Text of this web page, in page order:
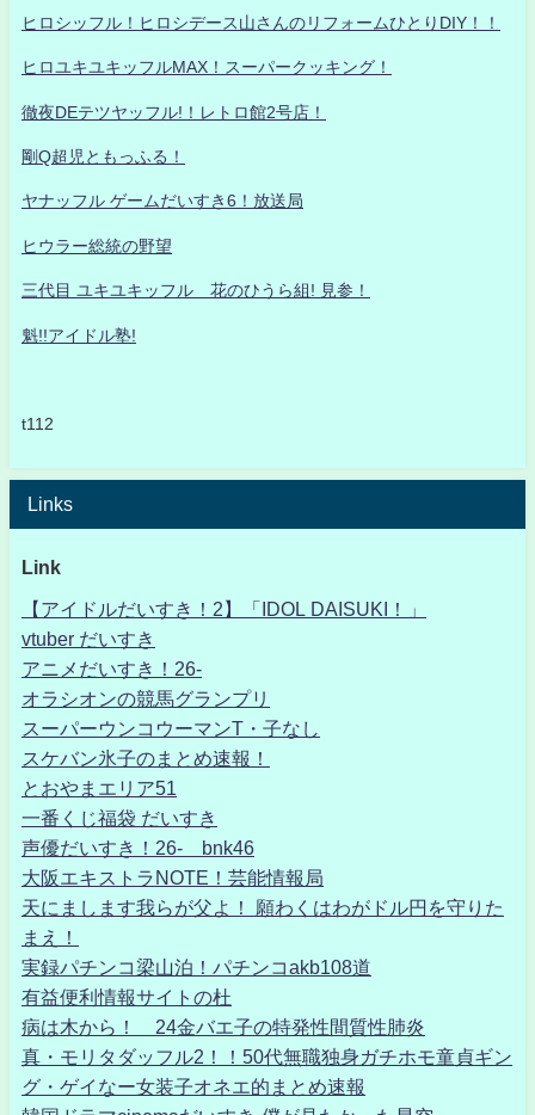
ヒロシッフル！ヒロシデース山さんのリフォームひとりDIY！！
ヒロユキユキッフルMAX！スーパークッキング！
徹夜DEテツヤッフル!！レトロ館2号店！
剛Q超児ともっふる！
ヤナッフル ゲームだいすき6！放送局
ヒウラー総統の野望
三代目 ユキユキッフル 花のひうら組! 見参！
魁!!アイドル塾!
t112
Links
Link
【アイドルだいすき！2】「IDOL DAISUKI！」
vtuber だいすき
アニメだいすき！26-
オラシオンの競馬グランプリ
スーパーウンコウーマンT・子なし
スケバン氷子のまとめ速報！
とおやまエリア51
一番くじ福袋 だいすき
声優だいすき！26- bnk46
大阪エキストラNOTE！芸能情報局
天にまします我らが父よ！ 願わくはわがドル円を守りた
まえ！
実録パチンコ梁山泊！パチンコakb108道
有益便利情報サイトの杜
病は木から！ 24金バエ子の特発性間質性肺炎
真・モリタダッフル2！！50代無職独身ガチホモ童貞ギン
グ・ゲイなー女装子オネエ的まとめ速報